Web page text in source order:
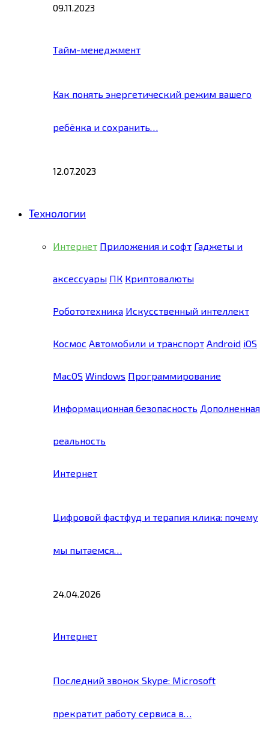
09.11.2023
Тайм-менеджмент
Как понять энергетический режим вашего
ребёнка и сохранить…
12.07.2023
Технологии
Интернет Приложения и софт Гаджеты и
аксессуары ПК Криптовалюты
Робототехника Искусственный интеллект
Космос Автомобили и транспорт Android iOS
MacOS Windows Программирование
Информационная безопасность Дополненная
реальность
Интернет
Цифровой фастфуд и терапия клика: почему
мы пытаемся…
24.04.2026
Интернет
Последний звонок Skype: Microsoft
прекратит работу сервиса в…